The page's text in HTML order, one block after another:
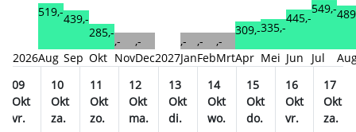
2026
519,-
Aug
439,-
Sep
285,-
Okt
,-
Nov
,-
Dec2027
,-
Jan
,-
Feb
,-
Mrt
309,-
Apr
335,-
Mei
445,-
Jun
549,-
Jul
09
Okt
vr.
10
Okt
za.
11
Okt
zo.
12
Okt
ma.
13
Okt
di.
14
Okt
wo.
15
Okt
do.
16
Okt
vr.
17
Okt
za.